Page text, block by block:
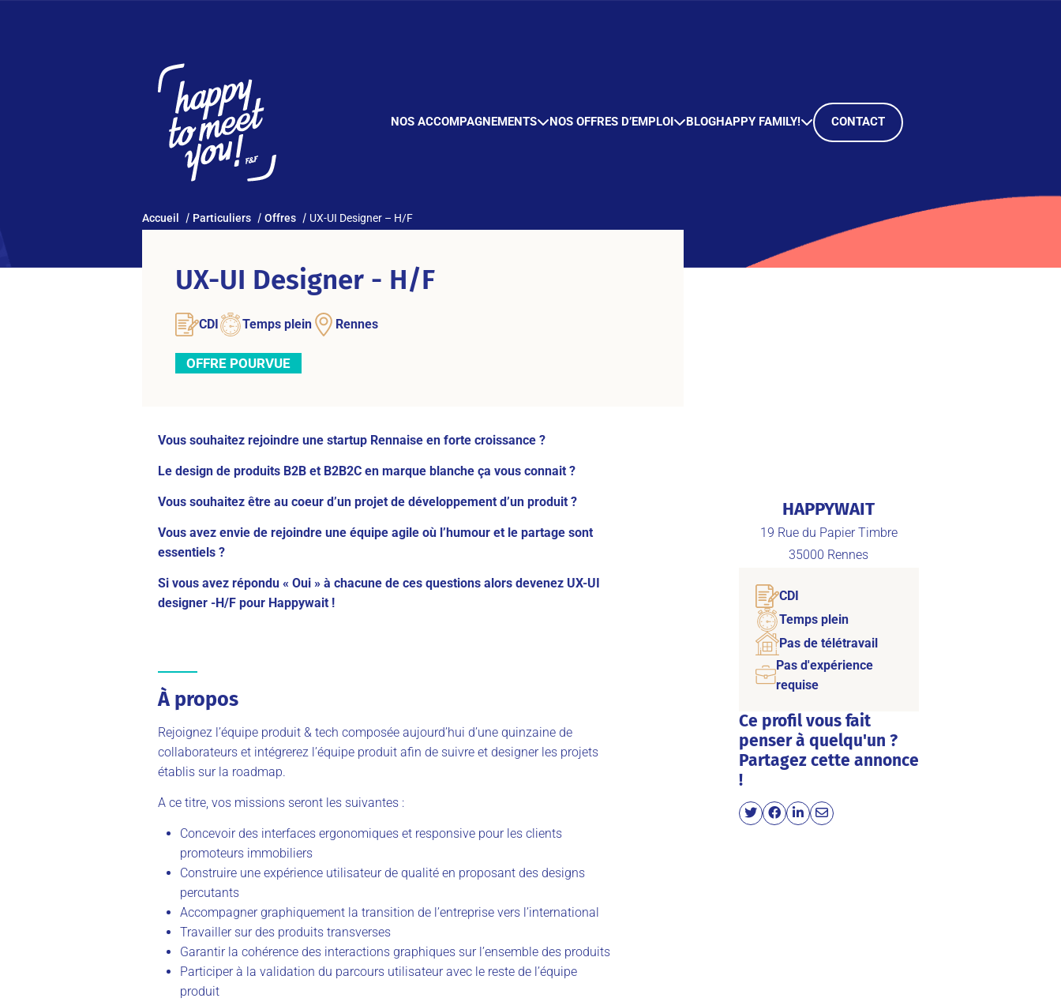
NOS ACCOMPAGNEMENTS NOS OFFRES D’EMPLOI BLOGHAPPY FAMILY! CONTACT
Accueil Particuliers Offres UX-UI Designer – H/F
UX-UI Designer - H/F
CDI Temps plein Rennes
OFFRE POURVUE
Vous souhaitez rejoindre une startup Rennaise en forte croissance ?
Le design de produits B2B et B2B2C en marque blanche ça vous connait ?
Vous souhaitez être au coeur d’un projet de développement d’un produit ?
Vous avez envie de rejoindre une équipe agile où l’humour et le partage sont
essentiels ?
Si vous avez répondu « Oui » à chacune de ces questions alors devenez UX-UI
designer -H/F pour Happywait !
À propos
Rejoignez l’équipe produit & tech composée aujourd’hui d’une quinzaine de
collaborateurs et intégrerez l’équipe produit afin de suivre et designer les projets
établis sur la roadmap.
A ce titre, vos missions seront les suivantes :
Concevoir des interfaces ergonomiques et responsive pour les clients
promoteurs immobiliers
Construire une expérience utilisateur de qualité en proposant des designs
percutants
Accompagner graphiquement la transition de l’entreprise vers l’international
Travailler sur des produits transverses
Garantir la cohérence des interactions graphiques sur l’ensemble des produits
Participer à la validation du parcours utilisateur avec le reste de l’équipe
produit
HAPPYWAIT
19 Rue du Papier Timbre
35000 Rennes
CDI
Temps plein
Pas de télétravail
Pas d'expérience
requise
Ce profil vous fait
penser à quelqu'un ?
Partagez cette annonce
!